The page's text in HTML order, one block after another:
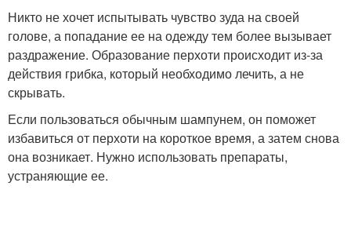
Никто не хочет испытывать чувство зуда на своей
голове, а попадание ее на одежду тем более вызывает
раздражение. Образование перхоти происходит из-за
действия грибка, который необходимо лечить, а не
скрывать.
Если пользоваться обычным шампунем, он поможет
избавиться от перхоти на короткое время, а затем снова
она возникает. Нужно использовать препараты,
устраняющие ее.